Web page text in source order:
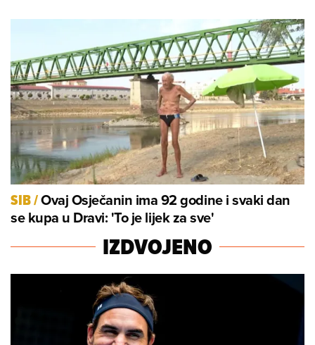
SIB/Ovaj Osječanin ima 92 godine i svaki dan
se kupa u Dravi: 'To je lijek za sve'
IZDVOJENO